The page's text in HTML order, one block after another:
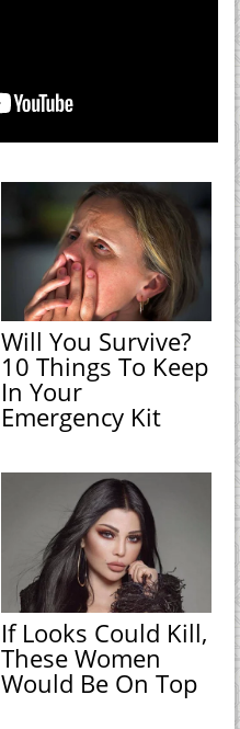
Will You Survive?
10 Things To Keep
In Your
Emergency Kit
If Looks Could Kill,
These Women
Would Be On Top